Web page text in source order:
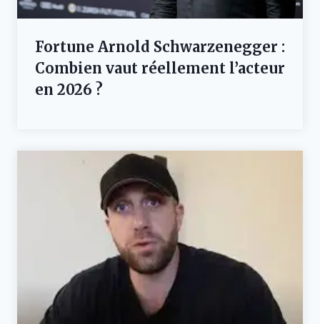
Fortune Arnold Schwarzenegger :
Combien vaut réellement l’acteur
en 2026 ?